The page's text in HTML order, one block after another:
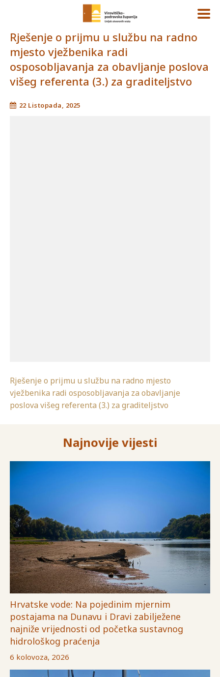
Rješenje o prijmu u službu na radno
mjesto vježbenika radi
osposobljavanja za obavljanje poslova
višeg referenta (3.) za graditeljstvo
22 Listopada, 2025
Rješenje o prijmu u službu na radno mjesto
vježbenika radi osposobljavanja za obavljanje
poslova višeg referenta (3.) za graditeljstvo
Najnovije vijesti
Hrvatske vode: Na pojedinim mjernim
postajama na Dunavu i Dravi zabilježene
najniže vrijednosti od početka sustavnog
hidrološkog praćenja
6 kolovoza, 2026